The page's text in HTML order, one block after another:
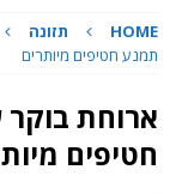
HOME תזונה
תמנע חטיפים מיותרים
ארוחת
חטיפים